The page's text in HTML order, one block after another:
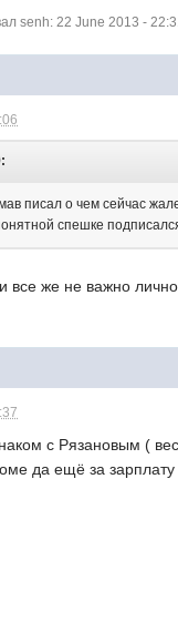
senh: 22 June 2013 -
писал о чем сейчас
спешке
все же не важно
с Рязановым (
да ещё за